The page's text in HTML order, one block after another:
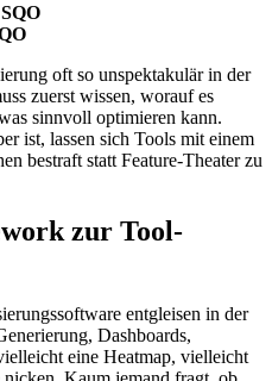
oft so unspektakulär in der
zuerst wissen, worauf es
sinnvoll optimieren kann.
ist, lassen sich Tools mit einem
bestraft statt Feature-Theater zu
zur Tool-
entgleisen in der
Dashboards,
eine Heatmap, vielleicht